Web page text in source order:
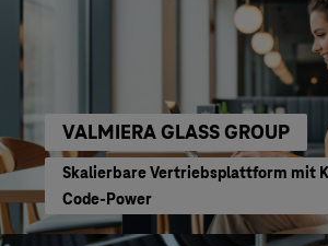
VALMIERA GLASS GROUP
Skalierbare Vertriebsplattform mit
Code-Power